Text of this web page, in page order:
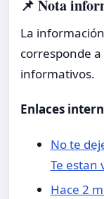
📌 Nota
La
corresponde
informativos.
Enlaces
No te
Te estan
Hace 2